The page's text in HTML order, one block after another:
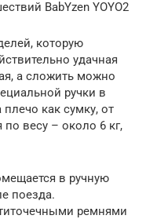
BabYzen YOYO2
которую
удачная
а сложить можно
ручки в
как сумку, от
по весу – около 6 кг,
в ручную
поезда.
ремнями